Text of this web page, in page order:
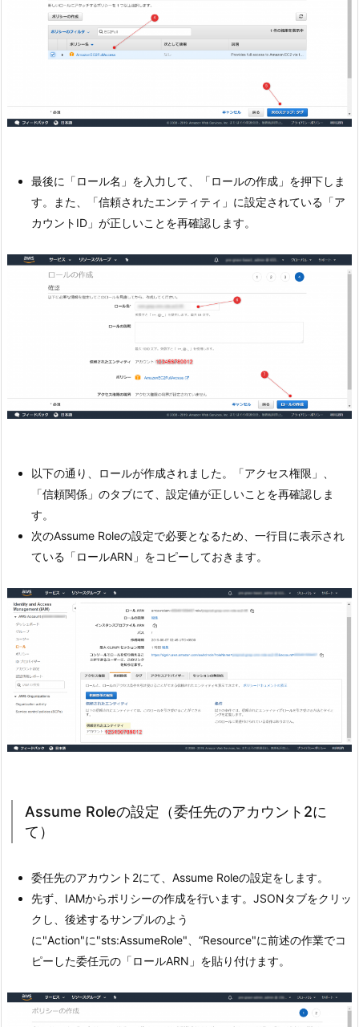
最後に「ロール名」を入力して、「ロールの作成」を押下しま
す。また、「信頼されたエンティティ」に設定されている「ア
カウントID」が正しいことを再確認します。
以下の通り、ロールが作成されました。「アクセス権限」、
「信頼関係」のタブにて、設定値が正しいことを再確認しま
す。
次のAssume Roleの設定で必要となるため、一行目に表示され
ている「ロールARN」をコピーしておきます。
Assume Roleの設定（委任先のアカウント2に
て）
委任先のアカウント2にて、Assume Roleの設定をします。
先ず、IAMからポリシーの作成を行います。JSONタブをクリッ
クし、後述するサンプルのよう
に"Action"に"sts:AssumeRole"、 “Resource"に前述の作業でコ
ピーした委任元の「ロールARN」を貼り付けます。